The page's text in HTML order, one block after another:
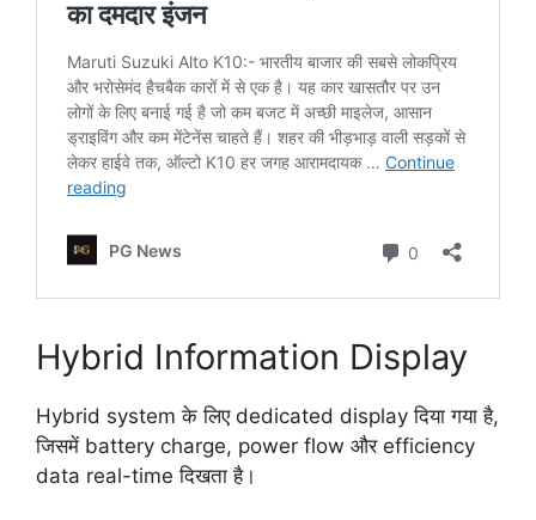
Hybrid Information Display
Hybrid system के लिए dedicated display दिया गया है,
जिसमें battery charge, power flow और efficiency
data real-time दिखता है।